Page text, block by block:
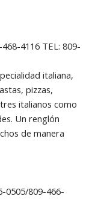
4116 TEL: 809-
italiana,
pizzas,
italianos como
Un renglón
de manera
0505/809-466-